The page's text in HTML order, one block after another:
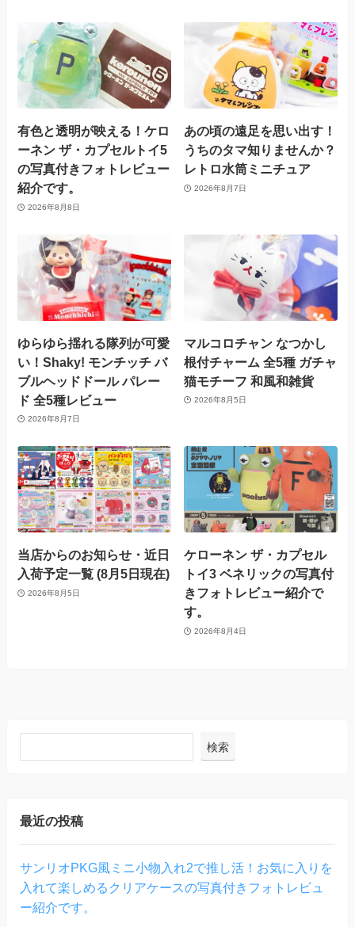
有色と透明が映える！ケロ
ーネン ザ・カプセルトイ5
の写真付きフォトレビュー
紹介です。
2026年8月8日
あの頃の遠足を思い出す！
うちのタマ知りませんか？
レトロ水筒ミニチュア
2026年8月7日
ゆらゆら揺れる隊列が可愛
い！Shaky! モンチッチ バ
ブルヘッドドール パレー
ド 全5種レビュー
2026年8月7日
マルコロチャン なつかし
根付チャーム 全5種 ガチャ
猫モチーフ 和風和雑貨
2026年8月5日
当店からのお知らせ・近日
入荷予定一覧 (8月5日現在)
2026年8月5日
ケローネン ザ・カプセル
トイ3 ベネリックの写真付
きフォトレビュー紹介で
す。
2026年8月4日
検索
最近の投稿
サンリオPKG風ミニ小物入れ2で推し活！お気に入りを
入れて楽しめるクリアケースの写真付きフォトレビュ
ー紹介です。